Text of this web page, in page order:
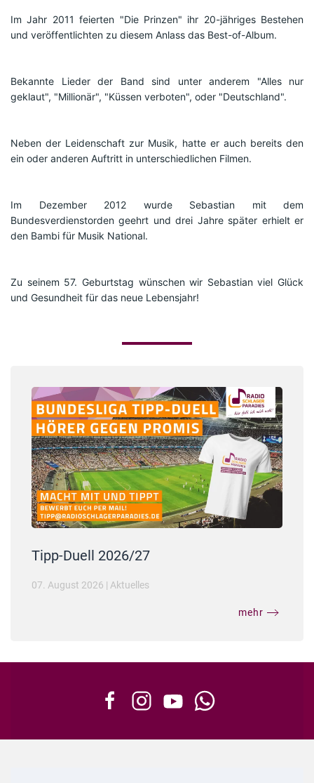
Im Jahr 2011 feierten "Die Prinzen" ihr 20-jähriges Bestehen
und veröffentlichten zu diesem Anlass das Best-of-Album.
Bekannte Lieder der Band sind unter anderem "Alles nur
geklaut", "Millionär", "Küssen verboten", oder "Deutschland".
Neben der Leidenschaft zur Musik, hatte er auch bereits den
ein oder anderen Auftritt in unterschiedlichen Filmen.
Im Dezember 2012 wurde Sebastian mit dem
Bundesverdienstorden geehrt und drei Jahre später erhielt er
den Bambi für Musik National.
Zu seinem 57. Geburtstag wünschen wir Sebastian viel Glück
und Gesundheit für das neue Lebensjahr!
Tipp-Duell 2026/27
07. August 2026 | Aktuelles
mehr